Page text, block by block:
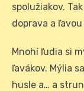
spolužiakov.
doprava a
Mnohí ľudia si
ľavákov. Mýlia
husle a… a